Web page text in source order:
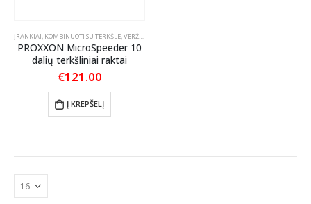
ĮRANKIAI, KOMBINUOTI SU TERKŠLE,VERŽLIARAKČIAI
PROXXON MicroSpeeder 10
dalių terkšliniai raktai
€121.00
Į KREPŠELĮ